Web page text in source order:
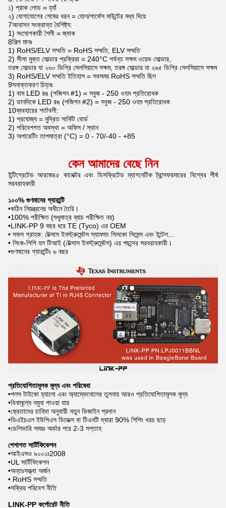
১) প্রাক লোড = হ্যাঁ
২) যোগাযোগের শেষের ধরন = হোল/পার্ফেস মাউন্টের মধ্য দিয়ে
7আবাসন সংক্রান্ত বৈশিষ্ট্য:
1) সংযোগকারী শৈলী = জ্যাক
8শিল্প মানঃ
1) RoHS/ELV সম্মতি = RoHS সম্মতি, ELV সম্মতি
2) সীসা মুক্ত সোল্ডার প্রক্রিয়া = 240°C পর্যন্ত সক্ষম ওয়েভ সোল্ডার,
তরঙ্গ সোল্ডার যা ২৬০ ডিগ্রি সেলসিয়াসে সক্ষম, তরঙ্গ সোল্ডার যা ২৬৫ ডিগ্রি সেলসিয়াসে সক্ষম
3) RoHS/ELV সম্মতি ইতিহাস = সবসময় RoHS সম্মতি ছিল
9সনাক্তকরণ চিহ্নঃ
1) বাম LED রঙ (পজিশন #1) = সবুজ - 250 ওহম প্রতিরোধক
2) ডানদিকে LED রঙ (পজিশন #2) = সবুজ - 250 ওহম প্রতিরোধক
10ব্যবহারের শর্তাবলী:
1) প্রযোজ্য = মুদ্রিত সার্কিট বোর্ড
2) পরিবেশগত অবস্থা = অফিস / স্থান
3) অপারেটিং তাপমাত্রা (°C) = 0 - 70/-40 - +85
কেন আমাদের বেছে নিন
ইন্টিগ্রেটেড আরজে৪৫ কানেক্টর এবং ডিসক্রিটেড ম্যাগনেটিক ট্রান্সফরমারের বিশ্বের শীর্ষ
সরবরাহকারী
১০০% গুণমানের গ্যারান্টি
•কঠিন নিয়ন্ত্রনের অধীনে তৈরি।
•100% পরীক্ষিত (শুধুমাত্র ব্যাচ পরীক্ষিত নয়)
•LINK-PP 9 বছর ধরে TE (Tyco) এর OEM
• সফল গ্রাহক: টেক্সাস ইনস্ট্রুমেন্টস স্যামসাং সিসকো সিমেন্স এবং ইন্টেল...
• লিংক-পিপি হল টিআই (টেক্সাস ইনস্ট্রুমেন্টস) এর পছন্দের সরবরাহকারী।
•গুণমানের গ্যারান্টিঃ ৬ বছর
প্রতিযোগিতামূলক মূল্য এবং পরিষেবা
•পলস টাইকো হ্যালো এবং অ্যাম্ফেনোলের তুলনায় আরও প্রতিযোগিতামূলক মূল্য
•বিনামূল্যে নমুনা পাওয়া যায়
•ক্রেতাদের চাহিদা অনুযায়ী নতুন ডিজাইন প্রদান
•ডিএইচএল ইউপিএস ডিডেক্স বা টিএনটি দ্বারা 90% শিপিং খরচ ছাড়
•ডেলিভারি সময়ঃ অর্ডার পরে 2-3 সপ্তাহ
পেশাগত সার্টিফিকেশন
•আইএসও ৯০০১ঃ2008
•UL সার্টিফিকেশন
•অন্তঃসত্ত্বা অর্জন
• RoHS সম্মতি
•সক্রিয় পরিবেশ নীতি
LINK-PP কর্পোরেট নীতি